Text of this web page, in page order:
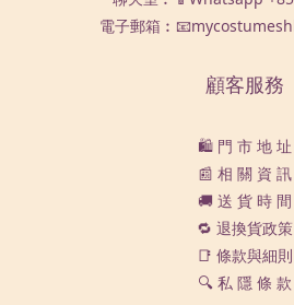
電子郵箱
顧客服務
🛍️ 門 市 地 址
📰 相 關 資 訊
🚚 送 貨 時 間
🔁 退換貨政策
📑 條款與細則
🔍 私 隱 條 款